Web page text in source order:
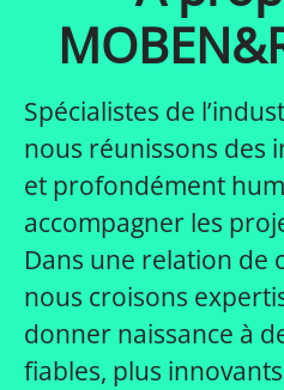
Spécialistes de
nous réunissons des
et profondément
accompagner les
Dans une relation de
nous croisons
donner naissance à
fiables, plus